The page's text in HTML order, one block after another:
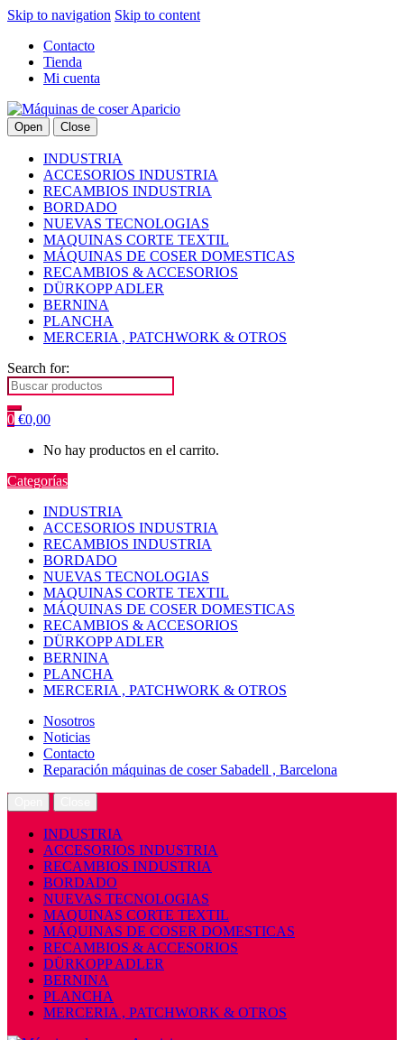
Skip to navigation Skip to content
Contacto
Tienda
Mi cuenta
Open Close
INDUSTRIA
ACCESORIOS INDUSTRIA
RECAMBIOS INDUSTRIA
BORDADO
NUEVAS TECNOLOGIAS
MAQUINAS CORTE TEXTIL
MÁQUINAS DE COSER DOMESTICAS
RECAMBIOS & ACCESORIOS
DÜRKOPP ADLER
BERNINA
PLANCHA
MERCERIA , PATCHWORK & OTROS
Search for:
0 €0,00
No hay productos en el carrito.
Categorías
INDUSTRIA
ACCESORIOS INDUSTRIA
RECAMBIOS INDUSTRIA
BORDADO
NUEVAS TECNOLOGIAS
MAQUINAS CORTE TEXTIL
MÁQUINAS DE COSER DOMESTICAS
RECAMBIOS & ACCESORIOS
DÜRKOPP ADLER
BERNINA
PLANCHA
MERCERIA , PATCHWORK & OTROS
Nosotros
Noticias
Contacto
Reparación máquinas de coser Sabadell , Barcelona
INDUSTRIA
ACCESORIOS INDUSTRIA
RECAMBIOS INDUSTRIA
BORDADO
NUEVAS TECNOLOGIAS
MAQUINAS CORTE TEXTIL
MÁQUINAS DE COSER DOMESTICAS
RECAMBIOS & ACCESORIOS
DÜRKOPP ADLER
BERNINA
PLANCHA
MERCERIA , PATCHWORK & OTROS